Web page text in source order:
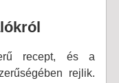
recept, és a
rejlik.